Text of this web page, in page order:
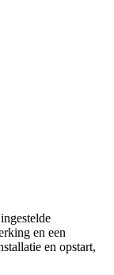
en een
en opstart,